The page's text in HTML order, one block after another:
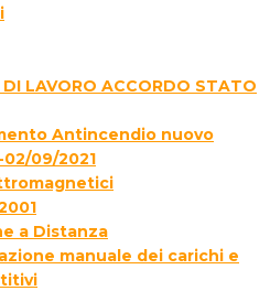
LAVORO ACCORDO STATO
Antincendio nuovo
09/2021
a Distanza
manuale dei carichi e